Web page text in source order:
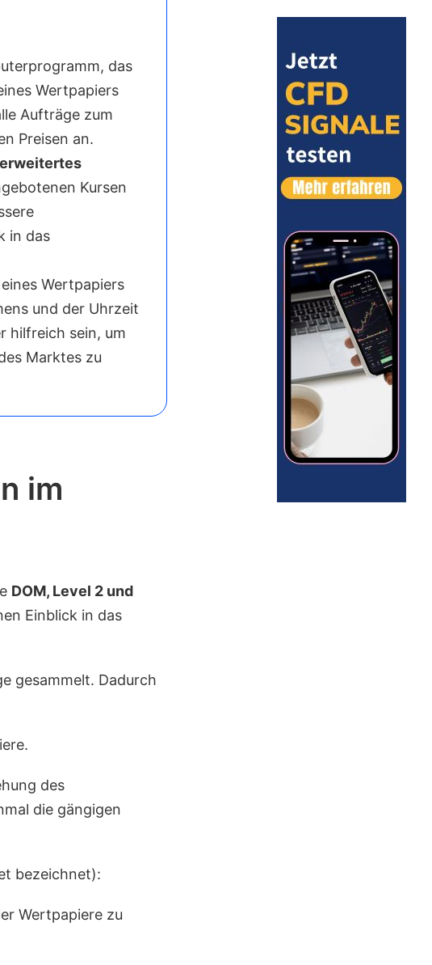
das
Wertpapiers
Aufträge zum
Preisen an.
erweitertes
Kursen
in das
eines Wertpapiers
und der Uhrzeit
hilfreich sein, um
Marktes zu
im
DOM, Level 2 und
Einblick in das
gesammelt. Dadurch
des
die gängigen
bezeichnet):
Wertpapiere zu